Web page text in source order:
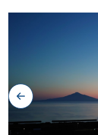
Previous